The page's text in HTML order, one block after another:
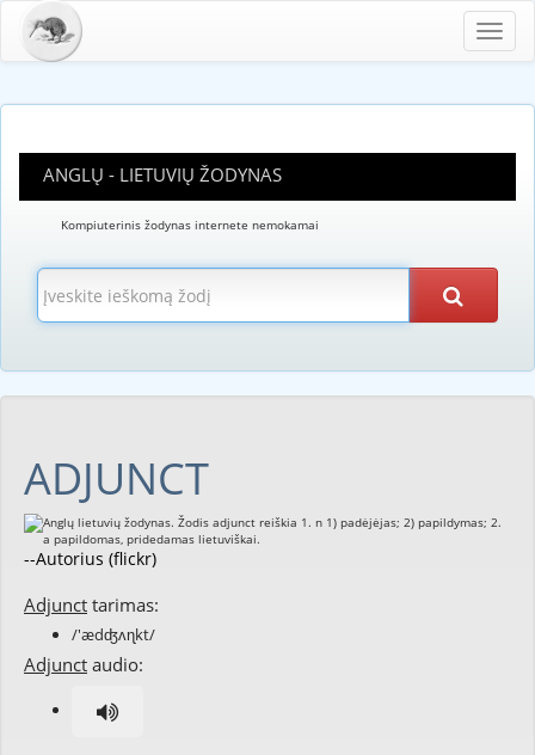
ANGLŲ - LIETUVIŲ ŽODYNAS
Kompiuterinis žodynas internete nemokamai
ADJUNCT
--Autorius (flickr)
Adjunct tarimas:
/'ædʤʌɳkt/
Adjunct audio: